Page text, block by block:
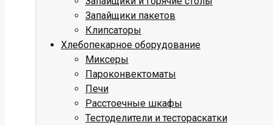
Запайщики пакетов
Клипсаторы
Хлебопекарное оборудование
Миксеры
Пароконвектоматы
Печи
Расстоечные шкафы
Тестоделители и тестораскатки